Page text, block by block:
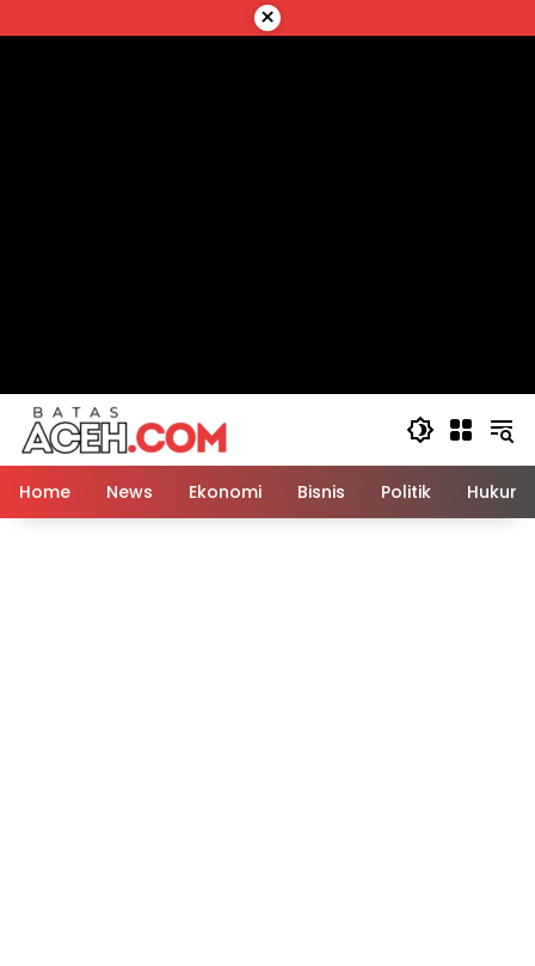
ke
×
Home News Ekonomi Bisnis Politik Hukum